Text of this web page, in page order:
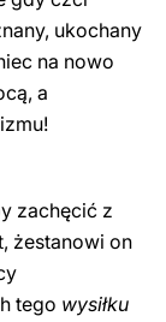
ukochany
na nowo
a
zachęcić z
żestanowi on
tego wysiłku